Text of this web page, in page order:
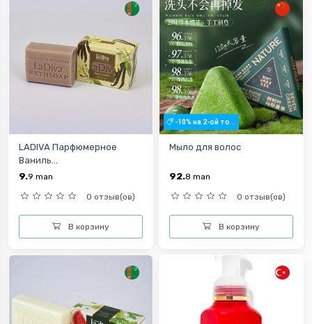
LADIVA Парфюмерное
Ваниль...
9.9 man
0 отзыв(ов)
В корзину
-10% на 2-ой то...
Мыло для волос
92.8 man
0 отзыв(ов)
В корзину